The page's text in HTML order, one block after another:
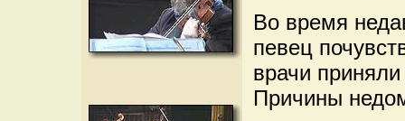
Во время
певец
врачи
Причины